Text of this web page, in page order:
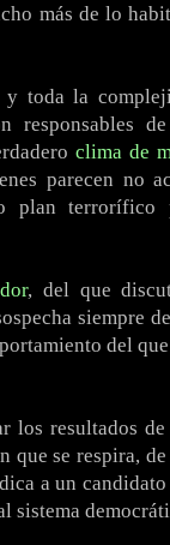
más de lo
toda la
responsables
clima de
parecen no
terrorífico
, del que
siempre
del
los resultados
que se respira,
a un
sistema